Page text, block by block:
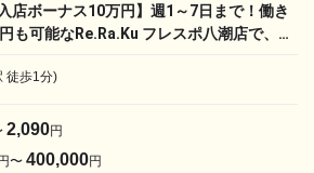
店ボーナス10万円】週1～7日まで！働き
も可能なRe.Ra.Ku フレスポ八潮店で、憧
徒歩1分)
2,090円
〜 400,000円